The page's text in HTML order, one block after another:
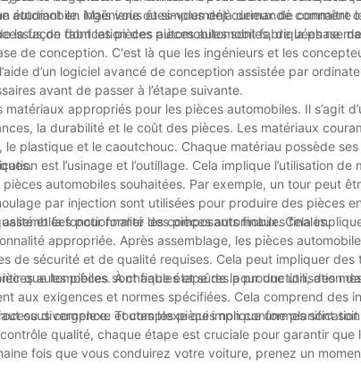
étudiant en ingénierie ou simplement curieux de connaître
la façon dont les pièces automobiles sont fabriquées ne
automobile. Mais vous êtes-vous déjà demandé comment
de fabrication des pièces automobiles, de la phase
de conception. C'est là que les ingénieurs et les
d’un logiciel avancé de conception assistée par
avant de passer à l’étape suivante.
appropriés pour les pièces automobiles. Il s’agit
la durabilité et le coût des pièces. Les matériaux
plastique et le caoutchouc. Chaque matériau possède
est l’usinage et l’outillage. Cela implique l’utilisation de
automobiles souhaitées. Par exemple, un tour peut
par injection sont utilisées pour produire des pièces
et la fonctionnalité des pièces automobiles finales.
pour former les composants finaux. Cela
appropriée. Après assemblage, les pièces
de sécurité et de qualité requises. Cela peut impliquer des
que les pièces sont fiables et sûres pour une utilisation
automobiles. À chaque étape de la production, des
aux exigences et normes spécifiées. Cela comprend des
ou divergence. Toutes les pièces non conformes sont
complexe et complexe qui implique une
qualité, chaque étape est cruciale pour garantir que
fois que vous conduirez votre voiture, prenez un